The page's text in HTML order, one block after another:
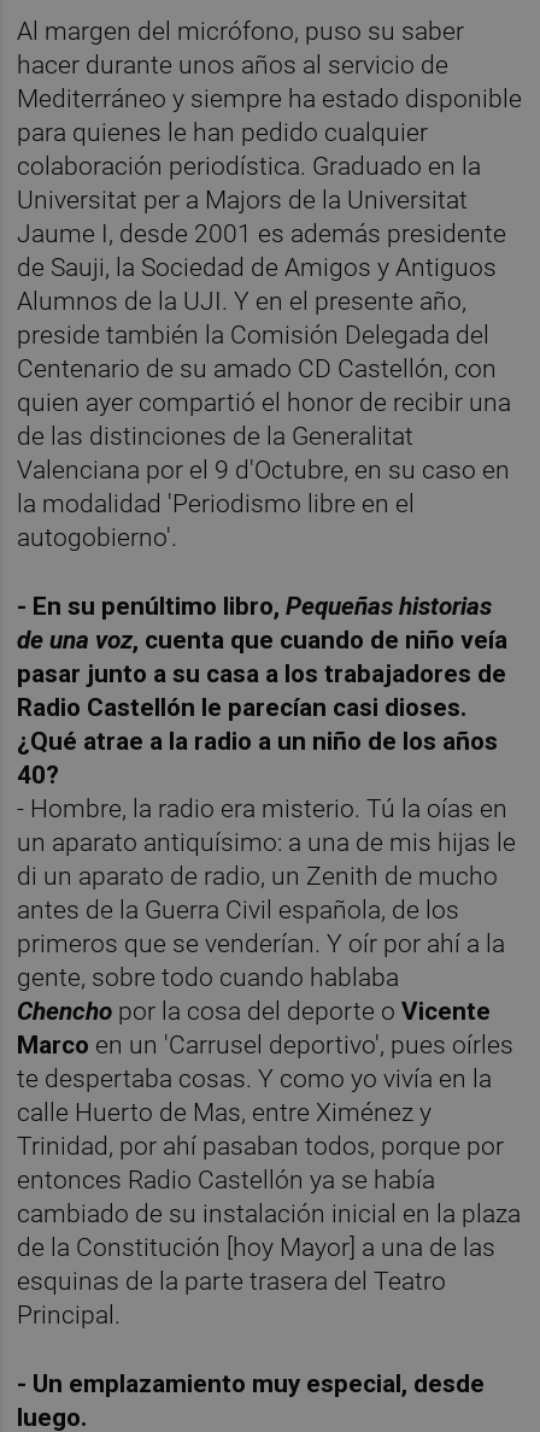
Al margen del micrófono, puso su saber
hacer durante unos años al servicio de
Mediterráneo y siempre ha estado disponible
para quienes le han pedido cualquier
colaboración periodística. Graduado en la
Universitat per a Majors de la Universitat
Jaume I, desde 2001 es además presidente
de Sauji, la Sociedad de Amigos y Antiguos
Alumnos de la UJI. Y en el presente año,
preside también la Comisión Delegada del
Centenario de su amado CD Castellón, con
quien ayer compartió el honor de recibir una
de las distinciones de la Generalitat
Valenciana por el 9 d'Octubre, en su caso en
la modalidad 'Periodismo libre en el
autogobierno'.
- En su penúltimo libro,Pequeñas historias
de una voz, cuenta que cuando de niño veía
pasar junto a su casa a los trabajadores de
Radio Castellón le parecían casi dioses.
¿Qué atrae a la radio a un niño de los años
40?
- Hombre, la radio era misterio. Tú la oías en
un aparato antiquísimo: a una de mis hijas le
di un aparato de radio, un Zenith de mucho
antes de la Guerra Civil española, de los
primeros que se venderían. Y oír por ahí a la
gente, sobre todo cuando hablaba
Chencho por la cosa del deporte oVicente
Marco en un 'Carrusel deportivo', pues oírles
te despertaba cosas. Y como yo vivía en la
calle Huerto de Mas, entre Ximénez y
Trinidad, por ahí pasaban todos, porque por
entonces Radio Castellón ya se había
cambiado de su instalación inicial en la plaza
de la Constitución [hoy Mayor] a una de las
esquinas de la parte trasera del Teatro
Principal.
- Un emplazamiento muy especial, desde
luego.